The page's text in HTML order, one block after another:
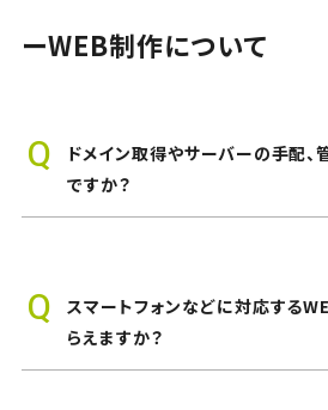
ーWEB制作について
ドメイン取得やサーバーの手配
ですか？
スマートフォンなどに対応する
らえますか？